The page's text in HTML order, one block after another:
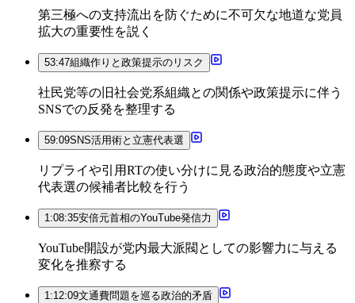
第三極への支持流出を防ぐために不可欠な地道な党員
拡大の重要性を説く
53:47組織作りと政策提示のリスク
社民党等の旧社会党系組織との関係や政策提示に伴う
SNSでの反発を整理する
59:09SNS活用術と立憲代表選
リプライや引用RTの使い分けに見る政治的態度や立憲
代表選の候補者比較を行う
1:08:35安倍元首相のYouTube発信力
YouTube開設が党内最大派閥としての影響力に与える
変化を推察する
1:12:09文通費問題を巡る政治的矛盾